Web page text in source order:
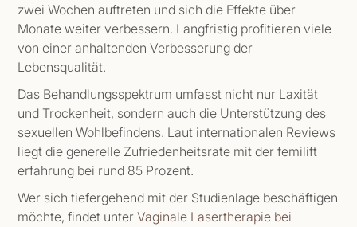
zwei Wochen auftreten und sich die Effekte über
Monate weiter verbessern. Langfristig profitieren viele
von einer anhaltenden Verbesserung der
Lebensqualität.
Das Behandlungsspektrum umfasst nicht nur Laxität
und Trockenheit, sondern auch die Unterstützung des
sexuellen Wohlbefindens. Laut internationalen Reviews
liegt die generelle Zufriedenheitsrate mit der femilift
erfahrung bei rund 85 Prozent.
Wer sich tiefergehend mit der Studienlage beschäftigen
möchte, findet unterVaginale Lasertherapie bei